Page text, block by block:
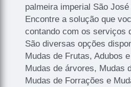
palmeira imperial São
Encontre a solução que
contando com os serviços
São diversas opções
Mudas de Frutas, Adubos
Mudas de árvores, Mudas
Mudas de Forrações e